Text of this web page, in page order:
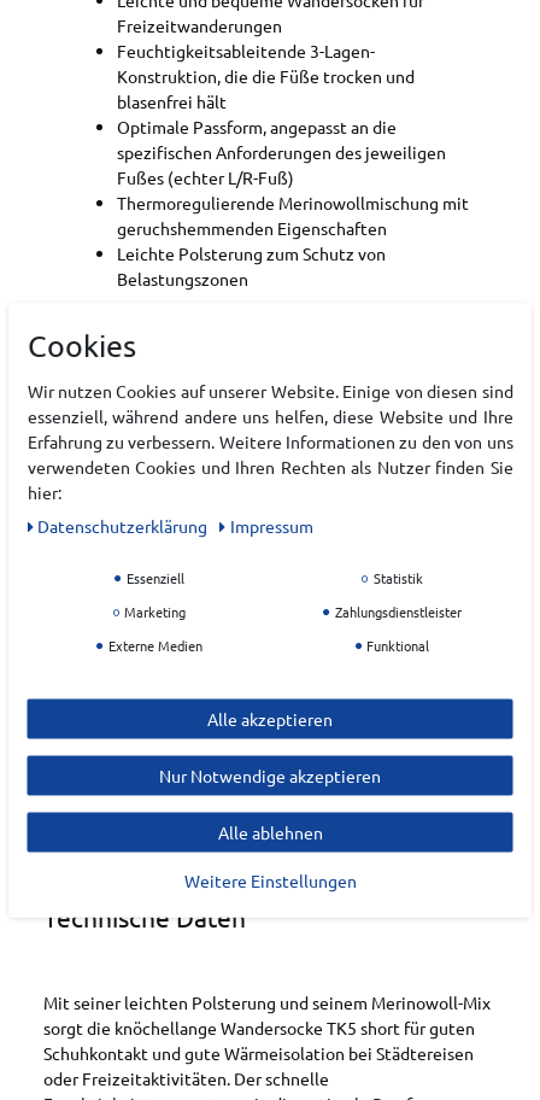
Freizeitwanderungen
Feuchtigkeitsableitende 3-Lagen-
Konstruktion, die die Füße trocken und
blasenfrei hält
Optimale Passform, angepasst an die
spezifischen Anforderungen des jeweiligen
Fußes (echter L/R-Fuß)
Thermoregulierende Merinowollmischung mit
geruchshemmenden Eigenschaften
Leichte Polsterung zum Schutz von
Belastungszonen
Art.-ID:22174962
Materialzusammensetzung: 40% Polypropylen, 35%
Schurwolle, 25% Polyamid - enthält nichttextile
Teile tierischen Ursprungs
Hersteller
EU Verantwortlicher
Falke KGaA
Oststraße5
57392Schmallenberg
online@FALKE.com
Technische Daten
Mit seiner leichten Polsterung und seinem Merinowoll-Mix
sorgt die knöchellange Wandersocke TK5 short für guten
Schuhkontakt und gute Wärmeisolation bei Städtereisen
oder Freizeitaktivitäten. Der schnelle
Cookies
Wir nutzen Cookies auf unserer Website. Einige von diesen sind
essenziell, während andere uns helfen, diese Website und Ihre
Erfahrung zu verbessern. Weitere Informationen zu den von uns
verwendeten Cookies und Ihren Rechten als Nutzer finden Sie
hier:
Daten­schutz­erklärung
Impressum
Essenziell
Statistik
Marketing
Zahlungsdienstleister
Externe Medien
Funktional
Alle akzeptieren
Nur Notwendige akzeptieren
Alle ablehnen
Weitere Einstellungen